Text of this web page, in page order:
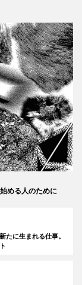
める人のために
たに生まれる仕事。